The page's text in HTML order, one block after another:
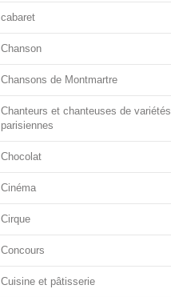
cabaret
Chanson
Chansons de Montmartre
Chanteurs et chanteuses de variétés
parisiennes
Chocolat
Cinéma
Cirque
Concours
Cuisine et pâtisserie